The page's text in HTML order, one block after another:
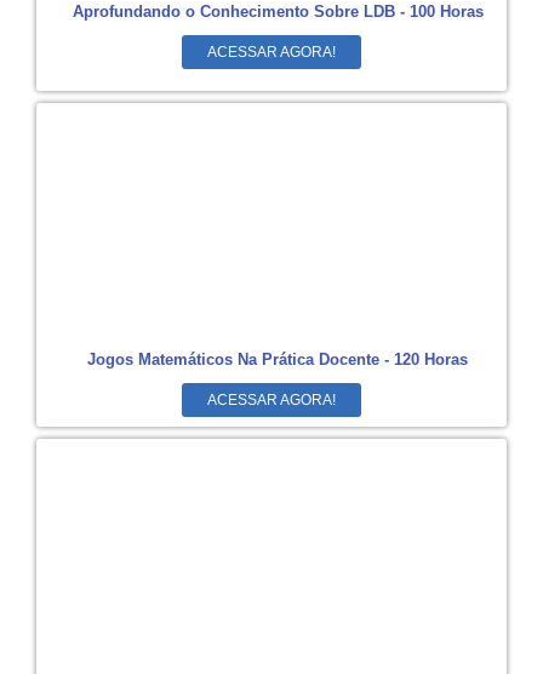
Aprofundando o Conhecimento Sobre LDB - 100 Horas
ACESSAR AGORA!
Jogos Matemáticos Na Prática Docente - 120 Horas
ACESSAR AGORA!